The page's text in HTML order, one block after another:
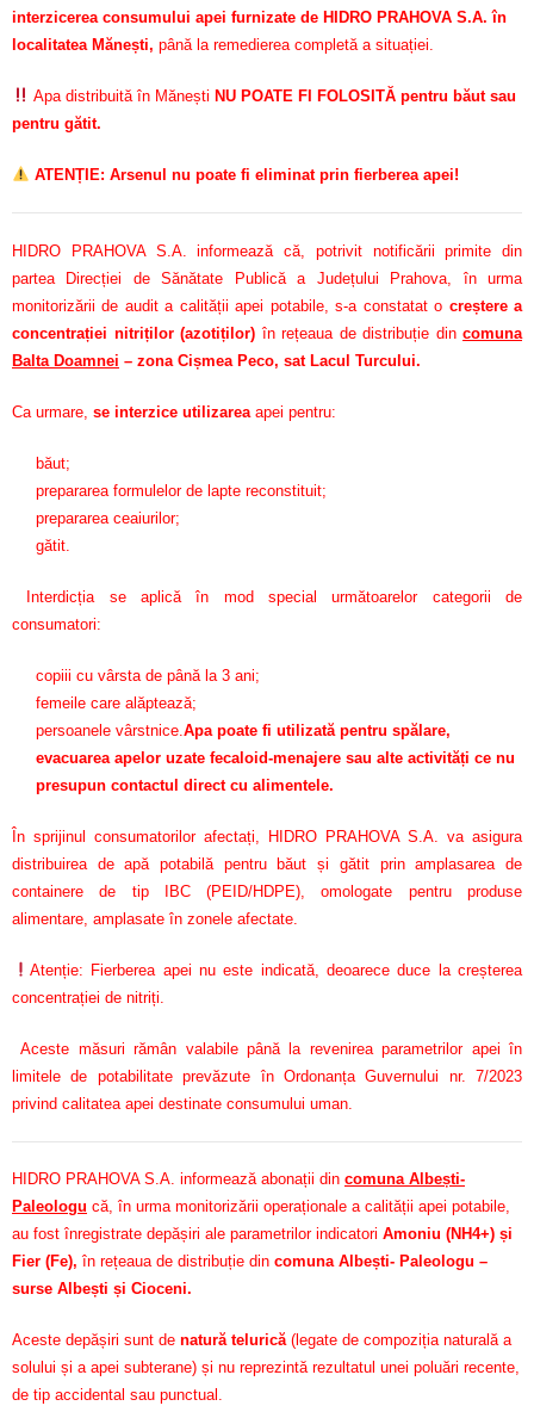
interzicerea consumului apei furnizate de HIDRO PRAHOVA S.A. în
localitatea Mănești, până la remedierea completă a situației.
Apa distribuită în Mănești NU POATE FI FOLOSITĂ pentru băut sau
pentru gătit.
ATENȚIE: Arsenul nu poate fi eliminat prin fierberea apei!
HIDRO PRAHOVA S.A. informează că, potrivit notificării primite din
partea Direcției de Sănătate Publică a Județului Prahova, în urma
monitorizării de audit a calității apei potabile, s-a constatat o creștere a
concentrației nitriților (azotiților) în rețeaua de distribuție din comuna
Balta Doamnei – zona Cișmea Peco, sat Lacul Turcului.
Ca urmare, se interzice utilizarea apei pentru:
băut;
prepararea formulelor de lapte reconstituit;
prepararea ceaiurilor;
gătit.
Interdicția se aplică în mod special următoarelor categorii de
consumatori:
copiii cu vârsta de până la 3 ani;
femeile care alăptează;
persoanele vârstnice. Apa poate fi utilizată pentru spălare,
evacuarea apelor uzate fecaloid-menajere sau alte activități ce nu
presupun contactul direct cu alimentele.
În sprijinul consumatorilor afectați, HIDRO PRAHOVA S.A. va asigura
distribuirea de apă potabilă pentru băut și gătit prin amplasarea de
containere de tip IBC (PEID/HDPE), omologate pentru produse
alimentare, amplasate în zonele afectate.
Atenție: Fierberea apei nu este indicată, deoarece duce la creșterea
concentrației de nitriți.
Aceste măsuri rămân valabile până la revenirea parametrilor apei în
limitele de potabilitate prevăzute în Ordonanța Guvernului nr. 7/2023
privind calitatea apei destinate consumului uman.
HIDRO PRAHOVA S.A. informează abonații din comuna Albești-
Paleologu că, în urma monitorizării operaționale a calității apei potabile,
au fost înregistrate depășiri ale parametrilor indicatori Amoniu (NH4+) și
Fier (Fe), în rețeaua de distribuție din comuna Albești- Paleologu –
surse Albești și Cioceni.
Aceste depășiri sunt de natură telurică(legate de compoziția naturală a
solului și a apei subterane) și nu reprezintă rezultatul unei poluări recente,
de tip accidental sau punctual.